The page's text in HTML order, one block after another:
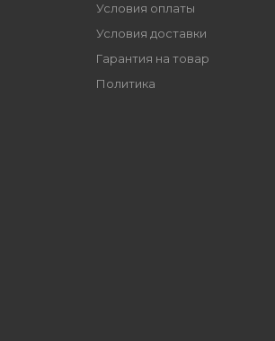
Условия оплаты
Условия доставки
Гарантия на товар
Политика